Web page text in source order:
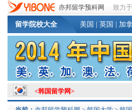
亦邦留学预科网 致力
留学院校大全 美国 英国 加
<韩国留学网>